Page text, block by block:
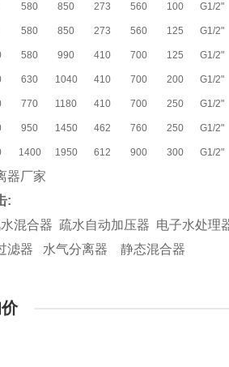
580 850 273 560 100 G1/2"
580 850 273 560 125 G1/2"
580 990 410 700 125 G1/2"
630 1040 410 700 200 G1/2"
770 1180 410 700 250 G1/2"
950 1450 462 760 250 G1/2"
1400 1950 612 900 300 G1/2"
:
混合器 疏水自动加压器 电子水处理
滤器
水气分离器 静态混合器